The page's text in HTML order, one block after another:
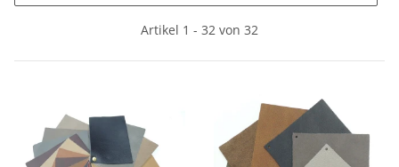
Artikel 1 - 32 von 32